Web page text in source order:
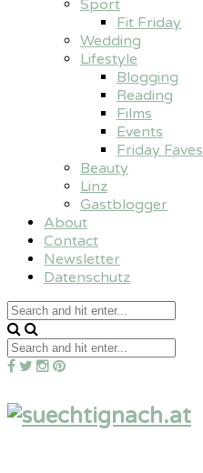
Sport
Fit Friday
Wedding
Lifestyle
Blogging
Reading
Films
Events
Friday Faves
Beauty
Linz
Gastblogger
About
Contact
Newsletter
Datenschutz